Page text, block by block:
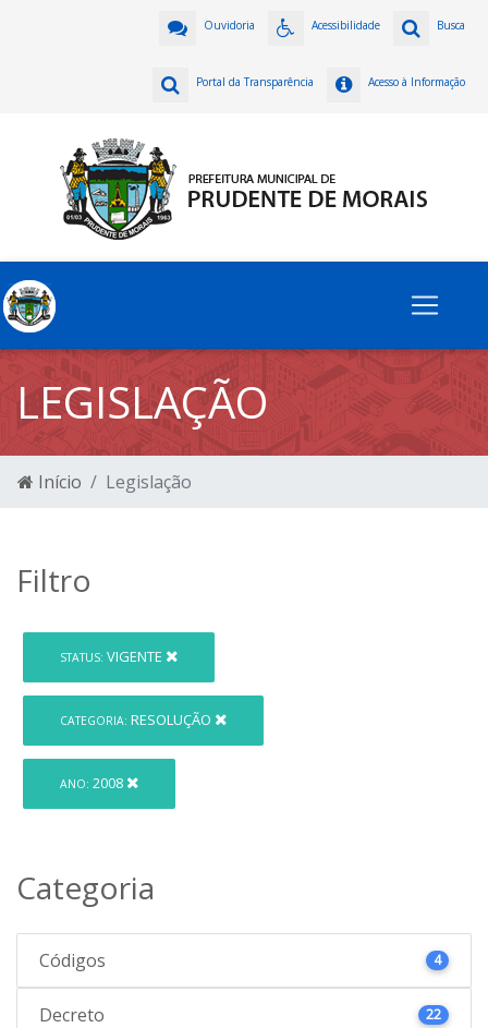
Busca
Acessibilidade
Ouvidoria
Acesso à Informação
Portal da Transparência
LEGISLAÇÃO
Início Legislação
Filtro
STATUS: VIGENTE
CATEGORIA: RESOLUÇÃO
ANO: 2008
Categoria
Códigos 4
Decreto 22